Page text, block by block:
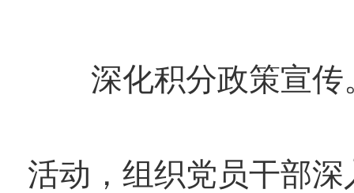
深化积分政策宣传
活动，组织党员干部